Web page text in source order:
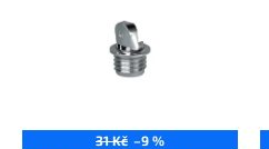
31 Kč –9 %